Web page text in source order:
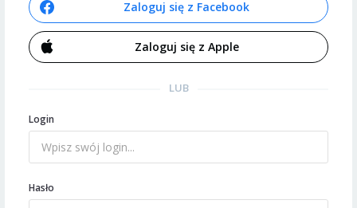
Zaloguj się z Facebook
Zaloguj się z Apple
LUB
Login
Hasło